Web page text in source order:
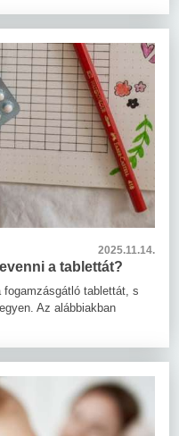
2025.11.14.
a tablettát?
fogamzásgátló tablettát, s
Az alábbiakban